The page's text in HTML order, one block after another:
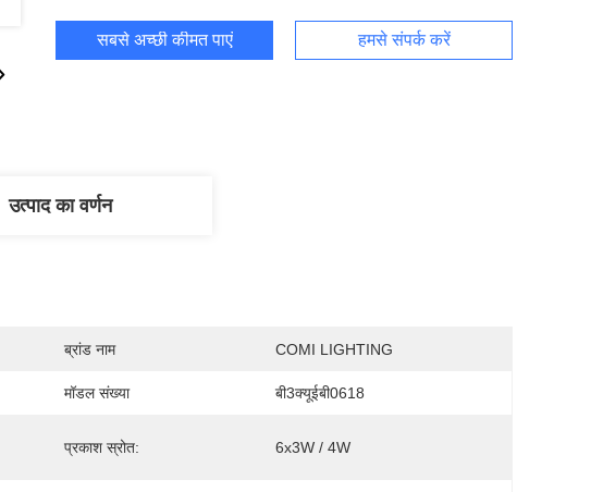
सबसे अच्छी कीमत पाएं हमसे संपर्क करें
उत्पाद का वर्णन
ब्रांड नाम COMI LIGHTING
मॉडल संख्या बी3क्यूईबी0618
प्रकाश स्रोत: 6x3W / 4W